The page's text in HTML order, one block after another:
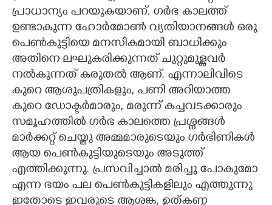
പ്രാധാന്യം പറയുകയാണ്. ഗർഭ കാലത്ത്
ഉണ്ടാകുന്ന ഹോർമോൺ വ്യതിയാനങ്ങൾ ഒരു
പെൺകുട്ടിയെ മനസികമായി ബാധിക്കും
അതിനെ ലഘുകരിക്കുന്നത് ചുറ്റുമുള്ളവർ
നൽകുന്നത് കരുതൽ ആണ്. എന്നാലിവിടെ
കുറെ ആശുപത്രികളും, പണി അറിയാത്ത
കുറെ ഡോക്ടർമാരും, മരുന്ന് കച്ചവടക്കാരും
സമൂഹത്തിൽ ഗർഭ കാലത്തെ പ്രശ്നങ്ങൾ
മാർക്കറ്റ് ചെയ്തു അമ്മമാരുടെയും ഗർഭിണികൾ
ആയ പെൺകുട്ടിയുടെയും അടുത്ത്
എത്തിക്കുന്നു. പ്രസവിച്ചാൽ മരിച്ചു പോകുമോ
എന്ന ഭയം പല പെൺകുട്ടികളിലും എത്തുന്നു
ഇതോടെ ഇവരുടെ ആശങ്ക, ഉത്കണ്ഠ